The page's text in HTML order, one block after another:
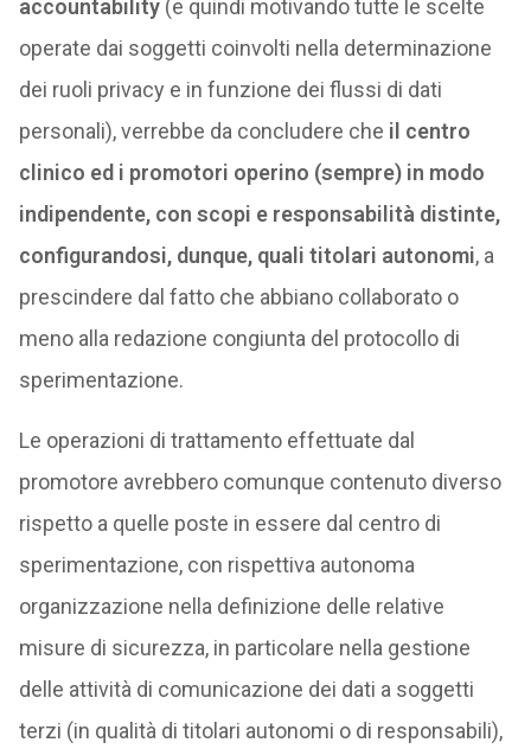
accountability(e quindi motivando tutte le scelte
operate dai soggetti coinvolti nella determinazione
dei ruoli privacy e in funzione dei flussi di dati
personali), verrebbe da concludere che il centro
clinico ed i promotori operino (sempre) in modo
indipendente, con scopi e responsabilità distinte,
configurandosi, dunque, quali titolari autonomi, a
prescindere dal fatto che abbiano collaborato o
meno alla redazione congiunta del protocollo di
sperimentazione.
Le operazioni di trattamento effettuate dal
promotore avrebbero comunque contenuto diverso
rispetto a quelle poste in essere dal centro di
sperimentazione, con rispettiva autonoma
organizzazione nella definizione delle relative
misure di sicurezza, in particolare nella gestione
delle attività di comunicazione dei dati a soggetti
terzi (in qualità di titolari autonomi o di responsabili),